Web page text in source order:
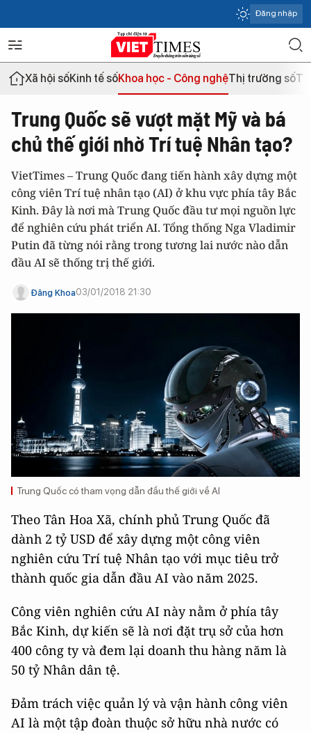
Đăng nhập
Xã hội sốKinh tế sốKhoa học - Công nghệThị trường số
Trung Quốc sẽ vượt mặt Mỹ và bá
chủ thế giới nhờ Trí tuệ Nhân tạo?
VietTimes – Trung Quốc đang tiến hành xây dựng một
công viên Trí tuệ nhân tạo (AI) ở khu vực phía tây Bắc
Kinh. Đây là nơi mà Trung Quốc đầu tư mọi nguồn lực
để nghiên cứu phát triển AI. Tổng thống Nga Vladimir
Putin đã từng nói rằng trong tương lai nước nào dẫn
đầu AI sẽ thống trị thế giới.
Đăng Khoa03/01/2018 21:30
Trung Quốc có tham vọng dẫn đầu thế giới về AI
Theo Tân Hoa Xã, chính phủ Trung Quốc đã
dành 2 tỷ USD để xây dựng một công viên
nghiên cứu Trí tuệ Nhân tạo với mục tiêu trở
thành quốc gia dẫn đầu AI vào năm 2025.
Công viên nghiên cứu AI này nằm ở phía tây
Bắc Kinh, dự kiến sẽ là nơi đặt trụ sở của hơn
400 công ty và đem lại doanh thu hàng năm là
50 tỷ Nhân dân tệ.
Đảm trách việc quản lý và vận hành công viên
AI là một tập đoàn thuộc sở hữu nhà nước có